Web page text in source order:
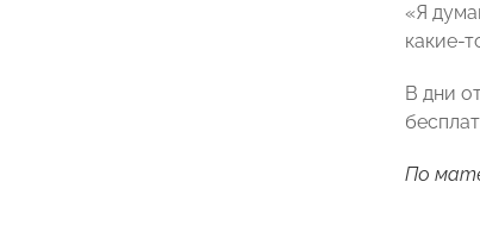
«Я
какие-
В дни
По